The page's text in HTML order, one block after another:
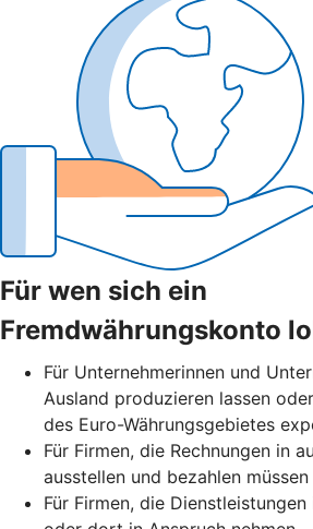
Für wen sich ein
Fremdwährungskonto
Für Unternehmerinnen und
Ausland produzieren lassen
des Euro-Währungsgebietes
Für Firmen, die Rechnungen in
ausstellen und bezahlen müssen
Für Firmen, die